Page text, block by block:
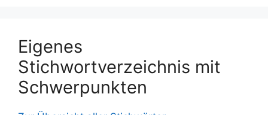
Eigenes
Stichwortverzeichnis mit
Schwerpunkten